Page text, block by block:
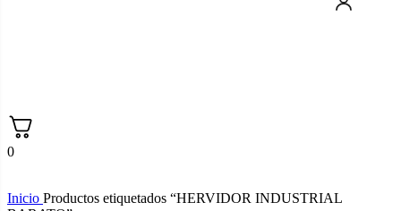
0
Inicio Productos etiquetados “HERVIDOR INDUSTRIAL